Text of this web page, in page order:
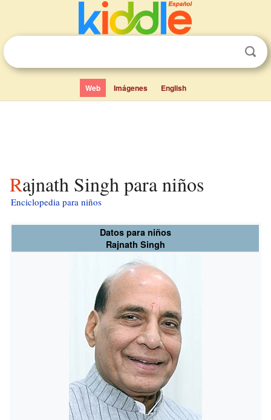
Web Imágenes English
Rajnath Singh para niños
Enciclopedia para niños
Datos para niños
Rajnath Singh